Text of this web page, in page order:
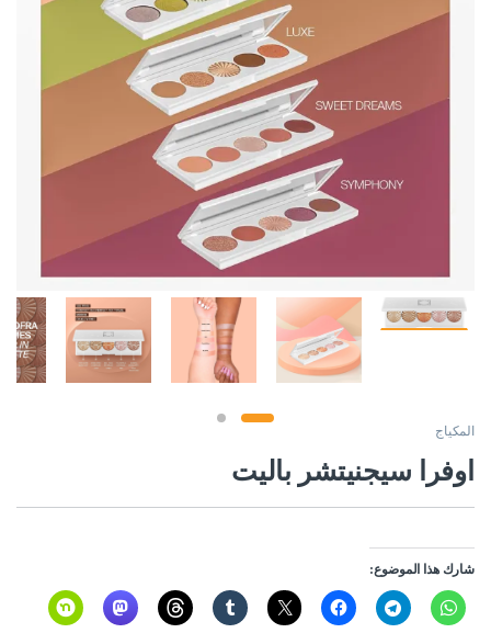
المكياج
اوفرا سيجنيتشر باليت
شارك هذا الموضوع: